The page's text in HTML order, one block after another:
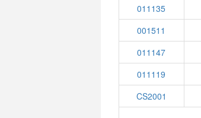
011135
001511
011147
011119
CS2001